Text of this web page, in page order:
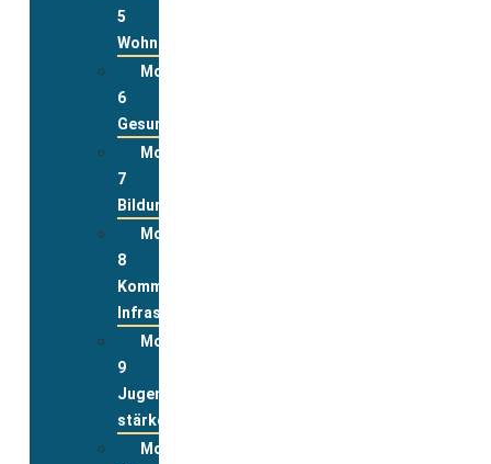
5
Wohnen
Modul
6
Gesundheit
Modul
7
Bildung
Modul
8
Kommunale
Infrastrukturen
Modul
9
Jugend
stärken
Modul